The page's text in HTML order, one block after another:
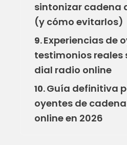
sintonizar cadena
(y cómo evitarlos)
9.Experiencias de
testimonios reales
dial radio online
10.Guía definitiva
oyentes de
online en 2026